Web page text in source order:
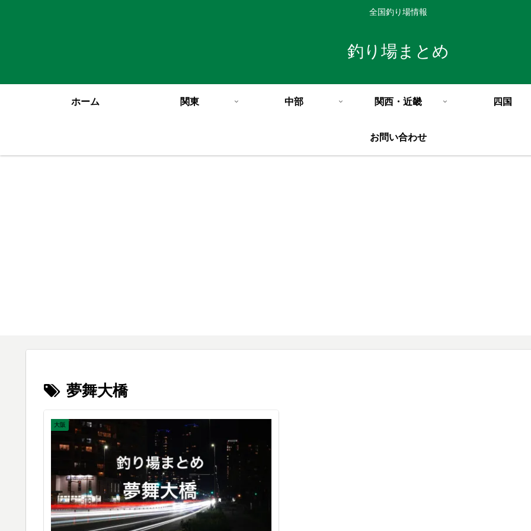
全国釣り場情報
釣り場まとめ
ホーム 関東 中部 関西・近畿 四国
お問い合わせ
夢舞大橋
大阪